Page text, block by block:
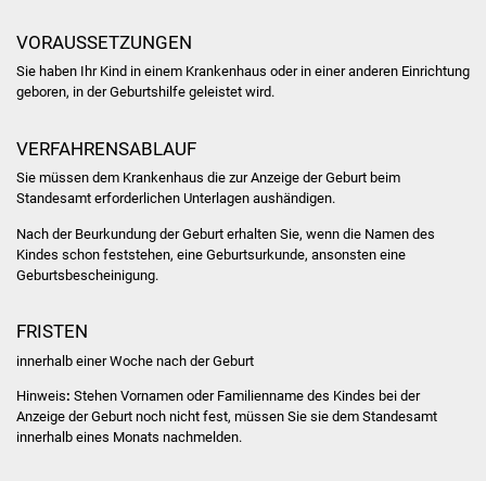
Schulentwicklung Bizet
Sanierung Bizethalle
Ortsentwicklung
Bürger & Service
Was erledige ich wo
VORAUSSETZUNGEN
Sie haben Ihr Kind in einem Krankenhaus oder in einer anderen Einrichtung
geboren, in der Geburtshilfe geleistet wird.
VERFAHRENSABLAUF
Sie müssen dem Krankenhaus die zur Anzeige der Geburt beim
Standesamt erforderlichen Unterlagen aushändigen.
Nach der Beurkundung der Geburt erhalten Sie, wenn die Namen des
Kindes schon feststehen, eine Geburtsurkunde, ansonsten eine
Geburtsbescheinigung.
FRISTEN
innerhalb einer Woche nach der Geburt
Hinweis: Stehen Vornamen oder Familienname des Kindes bei der
Anzeige der Geburt noch nicht fest, müssen Sie sie dem Standesamt
innerhalb eines Monats nachmelden.